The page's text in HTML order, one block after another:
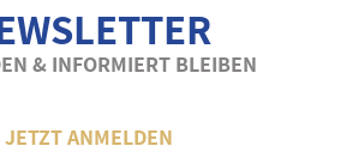
& INFORMIERT BLEIBEN
JETZT ANMELDEN